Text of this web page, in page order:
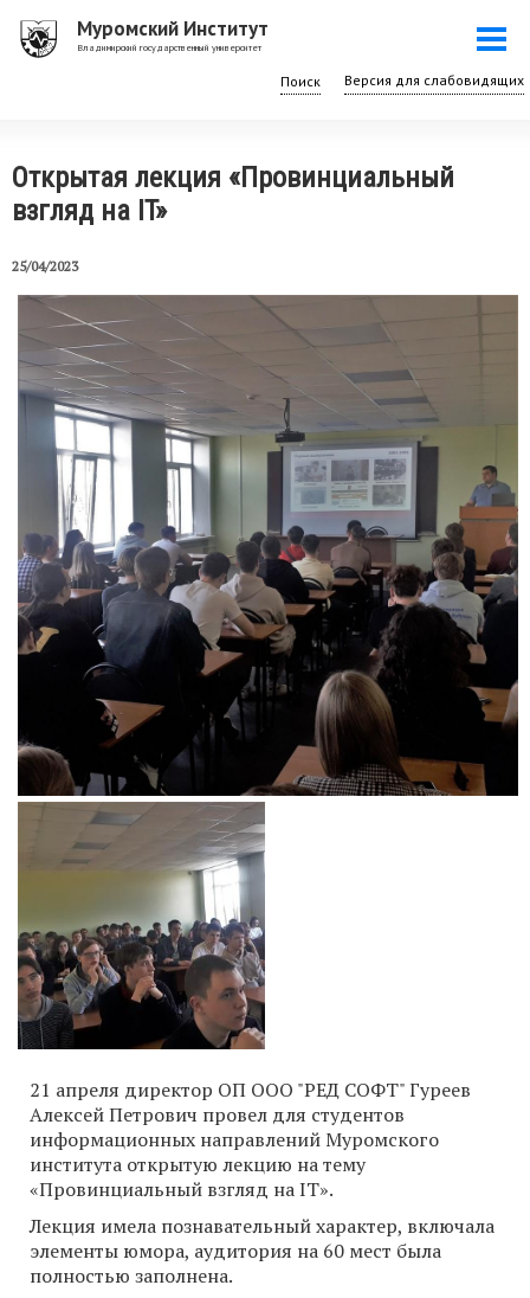
Перейти
Муромский Институт
Владимирский государственный университет
Поиск
Открытая лекция «Провинциальный
взгляд на IT»
25/04/2023
21 апреля директор ОП ООО "РЕД СОФТ" Гуреев
Алексей Петрович провел для студентов
информационных направлений Муромского
института открытую лекцию на тему
«Провинциальный взгляд на IT».
Лекция имела познавательный характер, включала
элементы юмора, аудитория на 60 мест была
полностью заполнена.